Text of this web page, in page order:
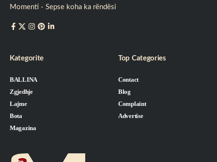
Momenti - Sepse koha ka rëndësi
Kategorite
BALLINA
Zgjedhje
Lajme
Bota
Magazina
Top Categories
Contact
Blog
Complaint
Advertise